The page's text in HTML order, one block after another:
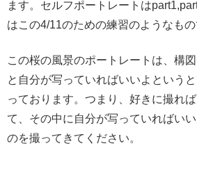
ます。セルフポートレートは
はこの4/11のための練習のようなもの
この桜の風景のポートレートは、構
と自分が写っていればいいよという
っております。つまり、好きに撮れ
て、その中に自分が写っていればい
のを撮ってきてください。